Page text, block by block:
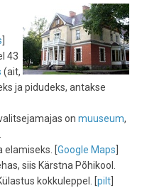
43
(ait,
ja pidudeks, antakse
on muuseum,
elamiseks. [Google Maps
siis Kärstna Põhikool.
kokkuleppel. [pilt